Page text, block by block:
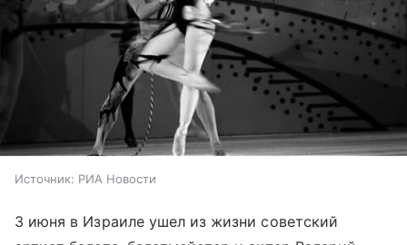
Источник: РИА Новости
3 июня в Израиле ушел из жизни советский